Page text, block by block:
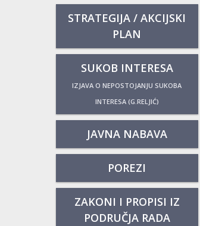
STRATEGIJA / AKCIJSKI
PLAN
SUKOB INTERESA
IZJAVA O NEPOSTOJANJU SUKOBA
INTERESA (G.RELJIĆ)
JAVNA NABAVA
POREZI
ZAKONI I PROPISI IZ
PODRUČJA RADA